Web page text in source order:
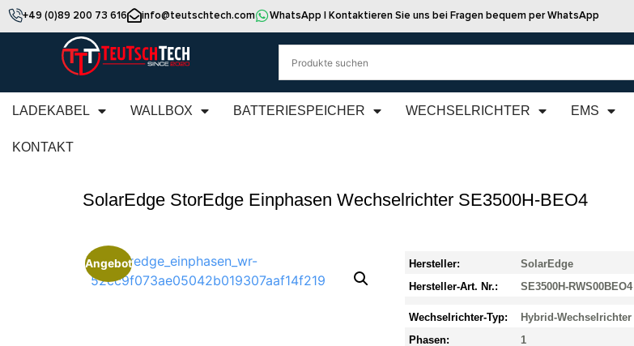
+49 (0)89 200 73 616 info@teutschtech.com WhatsApp | Kontaktieren Sie uns bei Fragen bequem per WhatsApp
LADEKABEL WALLBOX BATTERIESPEICHER WECHSELRICHTER EMS
KONTAKT
SolarEdge StorEdge Einphasen Wechselrichter SE3500H-BEO4
Angebot Hersteller:
SolarEdge
Hersteller-Art. Nr.:
SE3500H-RWS00BEO4
Wechselrichter-Typ:
Hybrid-Wechselrichter
Phasen:
1